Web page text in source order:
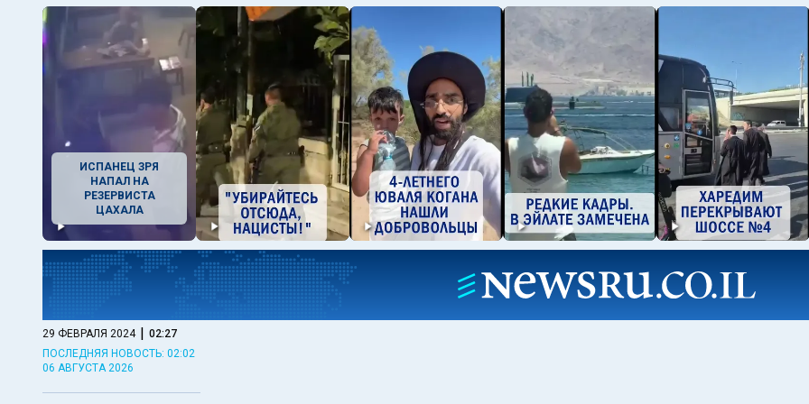
ИСПАНЕЦ ЗРЯ
НАПАЛ НА
РЕЗЕРВИСТА
ЦАХАЛА
29 ФЕВРАЛЯ 2024 | 02:27
ПОСЛЕДНЯЯ НОВОСТЬ: 02:02
06 АВГУСТА 2026